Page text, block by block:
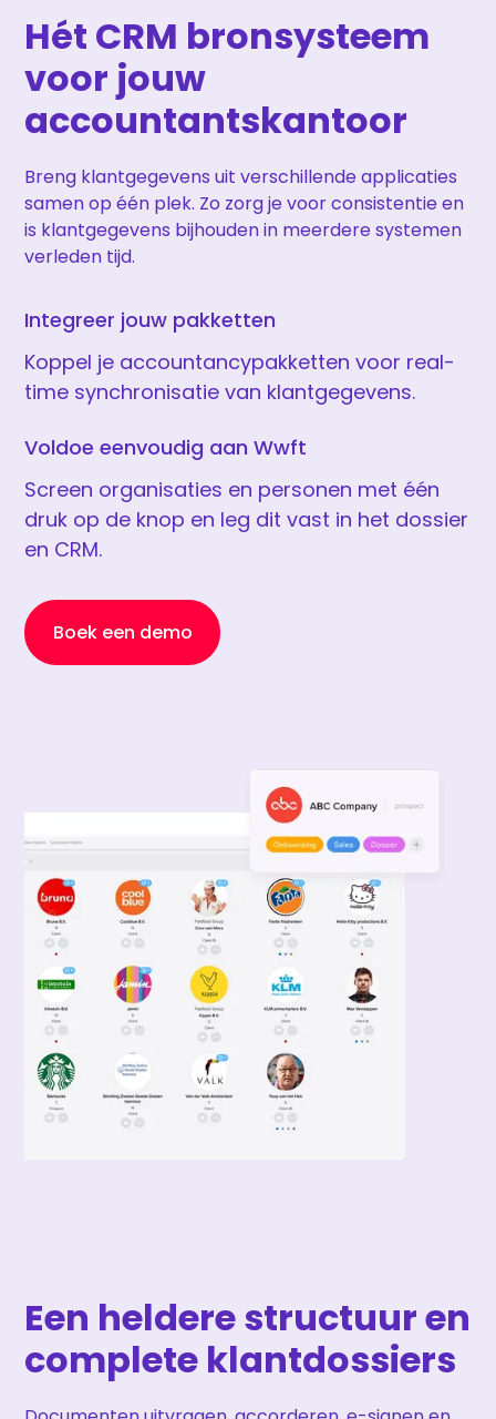
Hét CRM bronsysteem
voor jouw
accountantskantoor
Breng klantgegevens uit verschillende applicaties
samen op één plek. Zo zorg je voor consistentie en
is klantgegevens bijhouden in meerdere systemen
verleden tijd.
Integreer jouw pakketten
Koppel je accountancypakketten voor real-
time synchronisatie van klantgegevens.
Voldoe eenvoudig aan Wwft
Screen organisaties en personen met één
druk op de knop en leg dit vast in het dossier
en CRM.
Boek een demo
Een heldere structuur en
complete klantdossiers